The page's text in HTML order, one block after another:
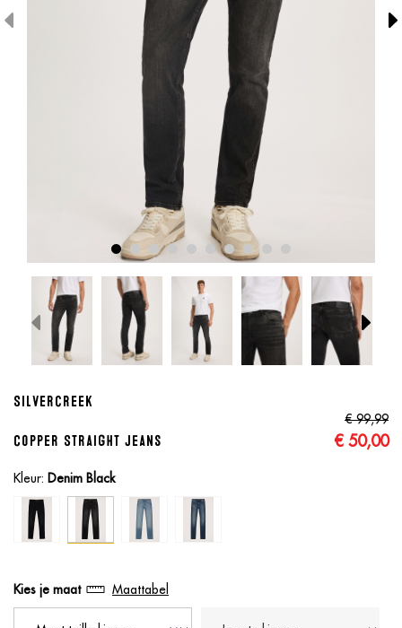
Silvercreek
Copper Straight Jeans
€ 99,99
€ 50,00
Kleur: Denim Black
Kies je maat Maattabel